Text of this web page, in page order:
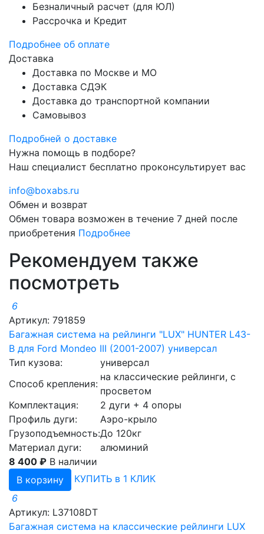
Безналичный расчет (для ЮЛ)
Рассрочка и Кредит
Подробнее об оплате
Доставка
Доставка по Москве и МО
Доставка СДЭК
Доставка до транспортной компании
Самовывоз
Подробней о доставке
Нужна помощь в подборе?
Наш специалист бесплатно проконсультирует вас
info@boxabs.ru
Обмен и возврат
Обмен товара возможен в течение 7 дней после
приобретения Подробнее
Рекомендуем также
посмотреть
6
Артикул: 791859
Багажная система на рейлинги "LUX" HUNTER L43-
B для Ford Mondeo III (2001-2007) универсал
Тип кузова:
универсал
Способ крепления:
на классические рейлинги, с
просветом
Комплектация:
2 дуги + 4 опоры
Профиль дуги:
Аэро-крыло
Грузоподъемность:До 120кг
Материал дуги:
алюминий
8 400 ₽ В наличии
В корзину
КУПИТЬ в 1 КЛИК
6
Артикул: L37108DT
Багажная система на классические рейлинги LUX